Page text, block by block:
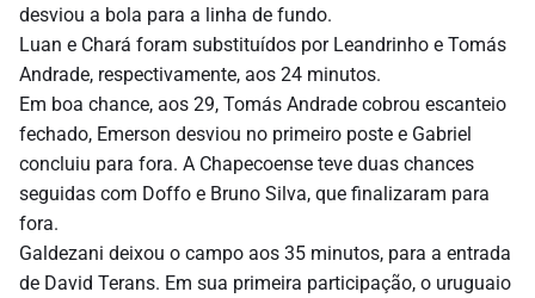
desviou a bola para a linha de fundo.
Luan e Chará foram substituídos por Leandrinho e Tomás
Andrade, respectivamente, aos 24 minutos.
Em boa chance, aos 29, Tomás Andrade cobrou escanteio
fechado, Emerson desviou no primeiro poste e Gabriel
concluiu para fora. A Chapecoense teve duas chances
seguidas com Doffo e Bruno Silva, que finalizaram para
fora.
Galdezani deixou o campo aos 35 minutos, para a entrada
de David Terans. Em sua primeira participação, o uruguaio